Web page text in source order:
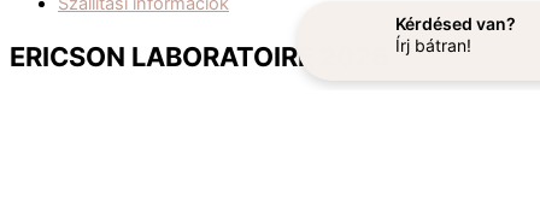
ERICSON LABORATOIRE 2026
Kérdésed van?
Írj bátran!